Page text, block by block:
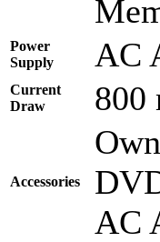
Power
Supply
AC
Current
Draw
800
Accessories
AC